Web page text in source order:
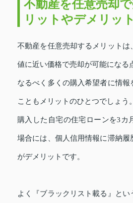
不動産を任意売却
リットやデメリッ
不動産を任意売却するメリットは
値に近い価格で売却が可能になる
なるべく多くの購入希望者に情報
こともメリットのひとつでしょう。
購入した自宅の住宅ローンを3カ
場合には、個人信用情報に滞納履
がデメリットです。
よく『ブラックリスト載る』とい